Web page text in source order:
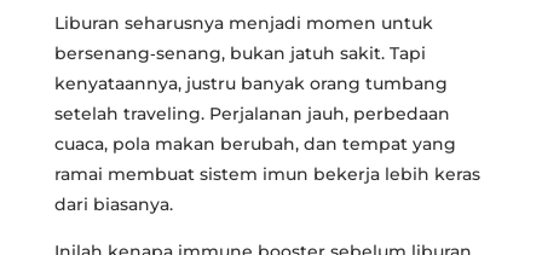
Liburan seharusnya menjadi momen untuk
bersenang‑senang, bukan jatuh sakit. Tapi
kenyataannya, justru banyak orang tumbang
setelah traveling. Perjalanan jauh, perbedaan
cuaca, pola makan berubah, dan tempat yang
ramai membuat sistem imun bekerja lebih keras
dari biasanya.